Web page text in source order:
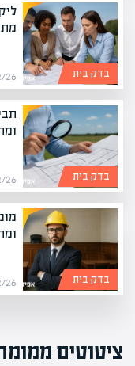
03/02/ בדק בית
03/02/ בדק בית
03/02/ בדק בית
ציטוטים